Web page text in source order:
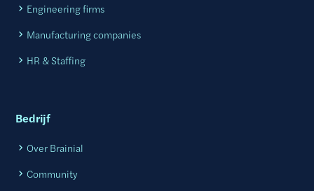
Engineering firms
Manufacturing companies
HR & Staffing
Bedrijf
Over Brainial
Community